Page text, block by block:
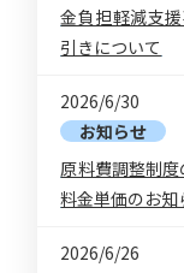
金負担軽減支
引きについて
2026/6/30
お知らせ
原料費調整制
料金単価のお知
2026/6/26